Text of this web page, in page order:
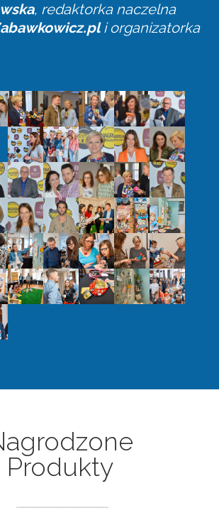
, redaktorka naczelna
i organizatorka
Produkty